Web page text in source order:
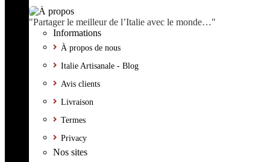
"Partager le meilleur de l’Italie avec le monde…"
Informations
À propos de nous
Italie Artisanale - Blog
Avis clients
Livraison
Termes
Privacy
Nos sites